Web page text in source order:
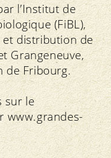
l’Institut de
(FiBL),
et distribution de
Grangeneuve,
de Fribourg.
sur le
www.grandes-